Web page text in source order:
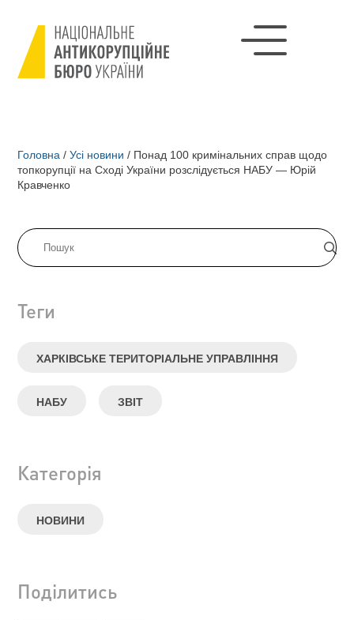
Головна / Усі новини / Понад 100 кримінальних справ щодо
топкорупції на Сході України розслідується НАБУ — Юрій
Кравченко
Теги
ХАРКІВСЬКЕ ТЕРИТОРІАЛЬНЕ УПРАВЛІННЯ
НАБУ ЗВІТ
Категорія
НОВИНИ
Поділитись